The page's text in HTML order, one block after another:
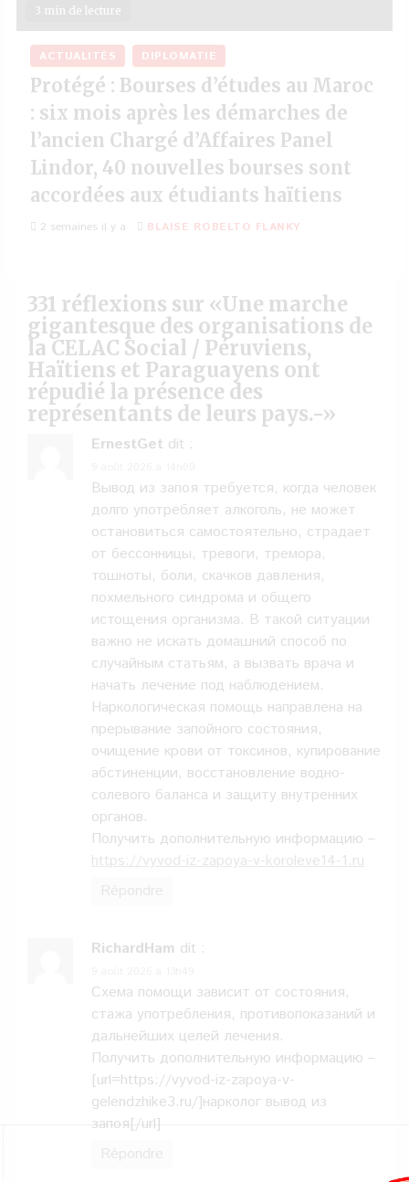
3 min de lecture
ACTUALITÉS DIPLOMATIE
Protégé : Bourses d’études au Maroc
: six mois après les démarches de
l’ancien Chargé d’Affaires Panel
Lindor, 40 nouvelles bourses sont
accordées aux étudiants haïtiens
2 semaines il y a BLAISE ROBELTO FLANKY
331 réflexions sur «Une marche
gigantesque des organisations de
la CELAC Social / Péruviens,
Haïtiens et Paraguayens ont
répudié la présence des
représentants de leurs pays.-»
ErnestGet dit :
Вывод из запоя требуется, когда человек
долго употребляет алкоголь, не может
остановиться самостоятельно, страдает
от бессонницы, тревоги, тремора,
тошноты, боли, скачков давления,
похмельного синдрома и общего
истощения организма. В такой ситуации
важно не искать домашний способ по
случайным статьям, а вызвать врача и
начать лечение под наблюдением.
Наркологическая помощь направлена на
прерывание запойного состояния,
очищение крови от токсинов, купирование
абстиненции, восстановление водно-
солевого баланса и защиту внутренних
органов.
Получить дополнительную информацию –
https://vyvod-iz-zapoya-v-koroleve14-1.ru
RichardHam dit :
Схема помощи зависит от состояния,
стажа употребления, противопоказаний и
дальнейших целей лечения.
Получить дополнительную информацию –
[url=https://vyvod-iz-zapoya-v-
gelendzhike3.ru/]нарколог вывод из
запоя[/url]